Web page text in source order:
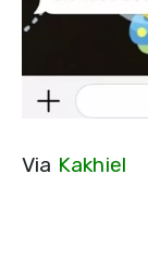
Via Kakhiel